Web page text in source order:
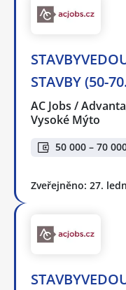
STAVBY (50-
AC Jobs /
Vysoké Mýto
50 000 – 70
Zveřejněno: 27.